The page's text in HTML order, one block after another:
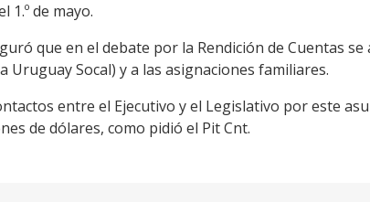
1.º de mayo.
que en el debate por la Rendición de Cuentas
Uruguay Socal) y a las asignaciones familiares.
entre el Ejecutivo y el Legislativo por este
de dólares, como pidió el Pit Cnt.